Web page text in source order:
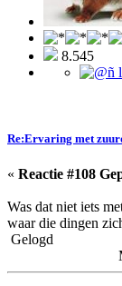
8.545
Re:Ervaring met
« Reactie #108
Was dat niet iets
waar die dingen
Gelogd